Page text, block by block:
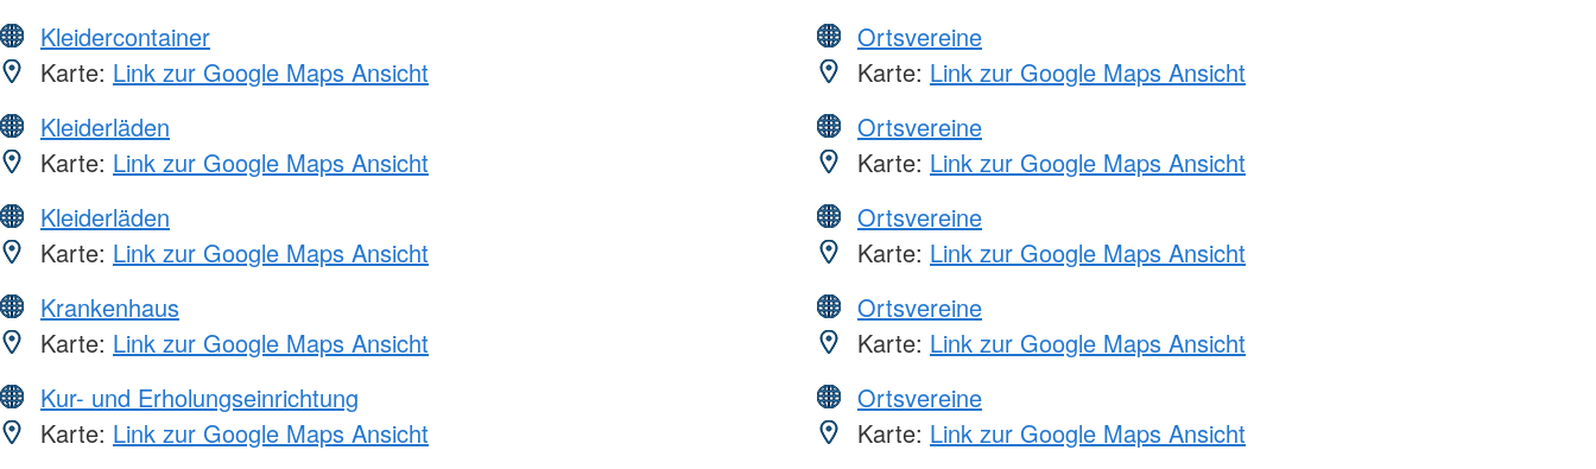
Kleidercontainer
Karte: Link zur Google Maps Ansicht
Kleiderläden
Karte: Link zur Google Maps Ansicht
Kleiderläden
Karte: Link zur Google Maps Ansicht
Krankenhaus
Karte: Link zur Google Maps Ansicht
Kur- und Erholungseinrichtung
Karte: Link zur Google Maps Ansicht
Ortsvereine
Karte: Link zur Google Maps Ansicht
Ortsvereine
Karte: Link zur Google Maps Ansicht
Ortsvereine
Karte: Link zur Google Maps Ansicht
Ortsvereine
Karte: Link zur Google Maps Ansicht
Ortsvereine
Karte: Link zur Google Maps Ansicht